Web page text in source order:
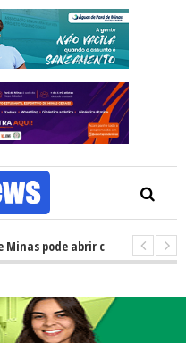
abrir cerca de 1.500 vagas;